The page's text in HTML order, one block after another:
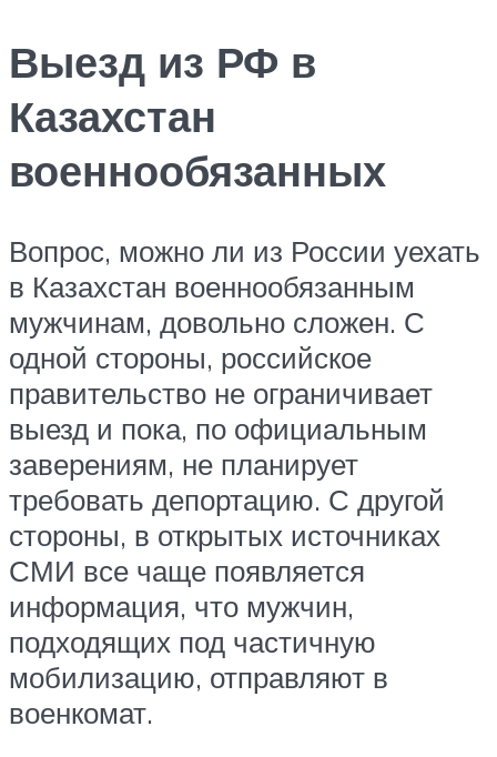
Выезд из РФ в
Казахстан
военнообязанных
Вопрос, можно ли из России уехать
в Казахстан военнообязанным
мужчинам, довольно сложен. С
одной стороны, российское
правительство не ограничивает
выезд и пока, по официальным
заверениям, не планирует
требовать депортацию. С другой
стороны, в открытых источниках
СМИ все чаще появляется
информация, что мужчин,
подходящих под частичную
мобилизацию, отправляют в
военкомат.